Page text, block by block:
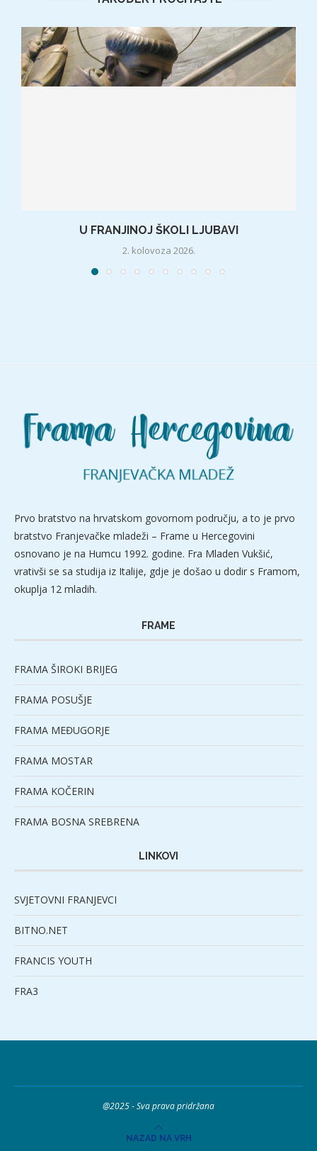
U FRANJINOJ ŠKOLI LJUBAVI
2. kolovoza 2026.
Prvo bratstvo na hrvatskom govornom području, a to je prvo
bratstvo Franjevačke mladeži – Frame u Hercegovini
osnovano je na Humcu 1992. godine. Fra Mladen Vukšić,
vrativši se sa studija iz Italije, gdje je došao u dodir s Framom,
okuplja 12 mladih.
FRAME
FRAMA ŠIROKI BRIJEG
FRAMA POSUŠJE
FRAMA MEĐUGORJE
FRAMA MOSTAR
FRAMA KOČERIN
FRAMA BOSNA SREBRENA
LINKOVI
SVJETOVNI FRANJEVCI
BITNO.NET
FRANCIS YOUTH
FRA3
@2025 - Sva prava pridržana
NAZAD NA VRH